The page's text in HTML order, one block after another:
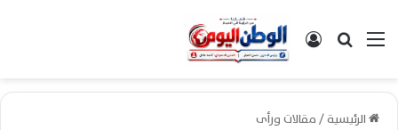
القائمةبحث عن تسجيل الدخول
الرئيسية/مقالات ورأى